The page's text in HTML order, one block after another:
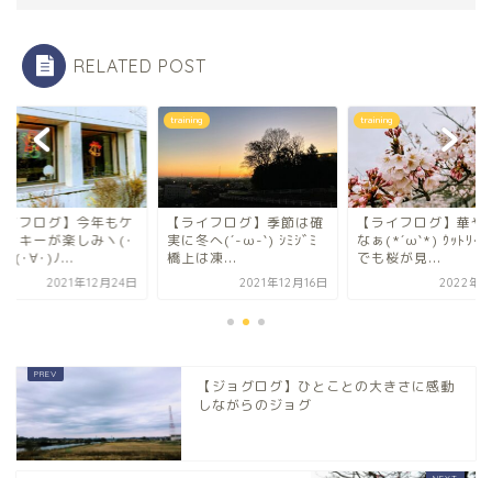
RELATED POST
イフログ】今年もケ
ッキーが楽しみヽ(･
(･∀･)ﾉ...
2021年12月24日
training
【ライフログ】季節は確
実に冬へ(´-ω-`) ｼﾐｼﾞﾐ
橋上は凍...
2021年12月16日
training
【ライフログ】華や
なぁ(*´ω`*) ｳｯﾄﾘ…
でも桜が見...
2022年4
【ジョグログ】ひとことの大きさに感動
しながらのジョグ